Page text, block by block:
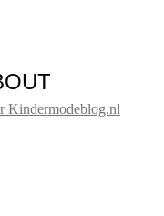
Kindermodeblog.nl